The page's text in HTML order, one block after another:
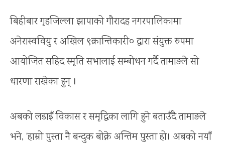
बिहीबार गृहजिल्ला झापाको गौरादह नगरपालिकामा
अनेरास्ववियु र अखिल ९क्रान्तिकारी० द्वारा संयुक्त रुपमा
आयोजित सहिद स्मृति सभालाई सम्बोधन गर्दै तामाङले सो
धारणा राखेका हुन् ।
अबको लडाइँ विकास र समृद्धिका लागि हुने बताउँदै तामाङले
भने, ‘हाम्रो पुस्ता नै बन्दुक बोक्ने अन्तिम पुस्ता हो। अबको नयाँ